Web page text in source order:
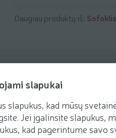
slapukai
slapukus, kad mūsų
Jei įgalinsite slapukus,
kad pagerintume savo
Daugiau produktų iš: Sofoklis